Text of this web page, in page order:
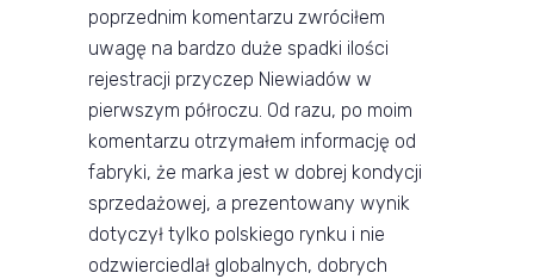
poprzednim komentarzu zwróciłem
uwagę na bardzo duże spadki ilości
rejestracji przyczep Niewiadów w
pierwszym półroczu. Od razu, po moim
komentarzu otrzymałem informację od
fabryki, że marka jest w dobrej kondycji
sprzedażowej, a prezentowany wynik
dotyczył tylko polskiego rynku i nie
odzwierciedlał globalnych, dobrych